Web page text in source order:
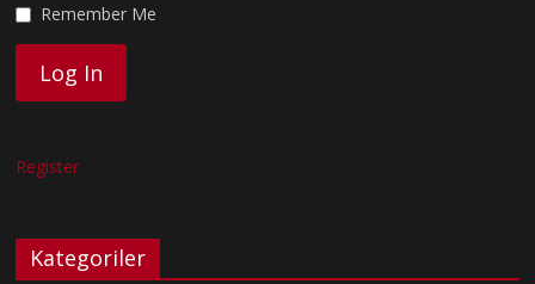
Remember Me
Register
Kategoriler